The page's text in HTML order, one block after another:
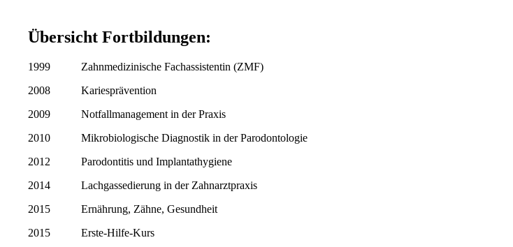
Übersicht Fortbildungen:
1999 Zahnmedizinische Fachassistentin (ZMF)
2008 Kariesprävention
2009 Notfallmanagement in der Praxis
2010 Mikrobiologische Diagnostik in der Parodontologie
2012 Parodontitis und Implantathygiene
2014 Lachgassedierung in der Zahnarztpraxis
2015 Ernährung, Zähne, Gesundheit
2015 Erste-Hilfe-Kurs